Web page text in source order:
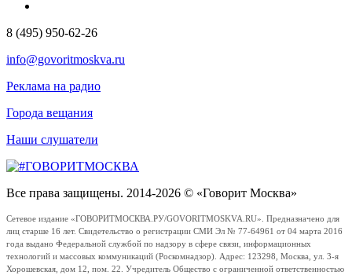
8 (495) 950-62-26
info@govoritmoskva.ru
Реклама на радио
Города вещания
Наши слушатели
Все права защищены. 2014-2026 © «Говорит Москва»
Сетевое издание «ГОВОРИТМОСКВА.РУ/GOVORITMOSKVA.RU». Предназначено для
лиц старше 16 лет. Свидетельство о регистрации СМИ Эл № 77-64961 от 04 марта 2016
года выдано Федеральной службой по надзору в сфере связи, информационных
технологий и массовых коммуникаций (Роскомнадзор). Адрес: 123298, Москва, ул. 3-я
Хорошевская, дом 12, пом. 22. Учредитель Общество с ограниченной ответственностью